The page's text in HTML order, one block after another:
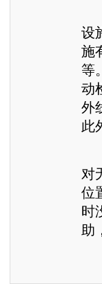
设
施
等
动
外
此
对
位
时
助